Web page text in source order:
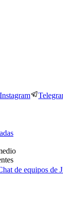
Instagram
de equipos de